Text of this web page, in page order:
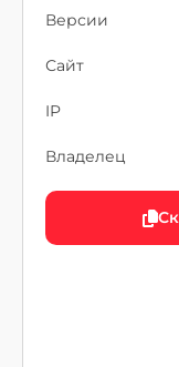
Версии
Сайт
IP
Владелец